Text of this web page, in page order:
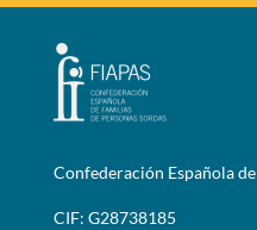
Confederación Española
CIF: G28738185